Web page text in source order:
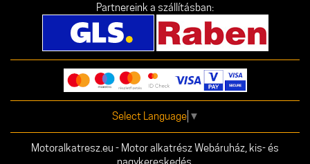
Partnereink a szállításban:
Select Language ▼
Motoralkatresz.eu - Motor alkatrész Webáruház, kis- és